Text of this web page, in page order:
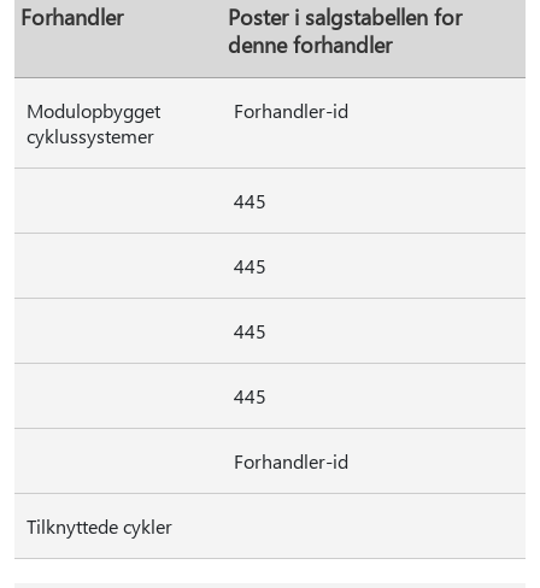
Forhandler
Poster i salgstabellen for
denne forhandler
Modulopbygget
cyklussystemer
Forhandler-id
445
445
445
445
Forhandler-id
Tilknyttede cykler